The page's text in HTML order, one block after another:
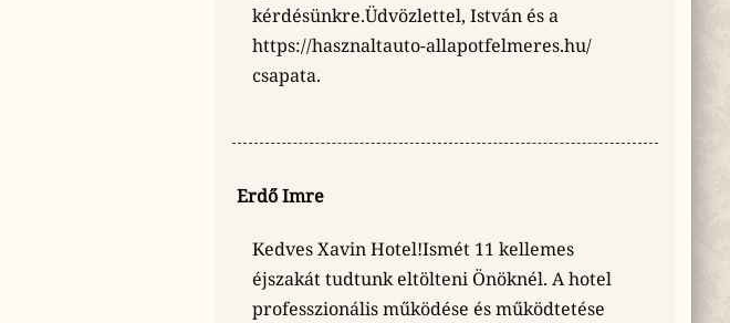
kérdésünkre.Üdvözlettel, István és a
https://hasznaltauto-allapotfelmeres.hu/
csapata.
Erdő Imre
Kedves Xavin Hotel!Ismét 11 kellemes
éjszakát tudtunk eltölteni Önöknél. A hotel
professzionális működése és működtetése